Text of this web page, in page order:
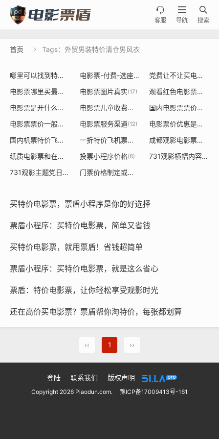

搜索

导航

客服
首页  Tags：外贸男装特价清仓男风衣
哪里可以找到特价电影票或者餐饮票的源头 (36)
电影票-付费-选座
(20) 党费让不让买电影票
电影票哪里买最便宜 (18)电影票图片真实(17)
观看红色电影票是否能用党建经费使用
电影票是开什么发票大类是什么
(15) 电影票儿童收费标准 (14)
国内电影票票价定价制定规则
电影票票价一般多少钱一张
(13)
电影票服务渠道(12)
电影票价优惠是由谁决定的依据
国内机票特价飞机票
一折特价飞机票价格表 (8) 成都观影电影票采购
纸质电影票和在线购买票价不一样 (8)
投票小程序价格(8)
731观影横幅内容标语是什么
731观影主题党日活动
(7) 门票价格制定或调整对经济
买特价电影票，票盾小程序是你的好选择
票盾小程序：买特价电影票，简单又省钱
买特价电影票，就用票盾！省钱超简单
票盾小程序：买特价电影票，就是这么省心
票盾：特价电影票，让你轻松享受观影时光
还在高价买电影票？票盾帮你淘特价，每张都划算
‹‹ 1 ››
登陆 联系我们 版权声明
Copyright 2026 Piaodun.com. 豫ICP备17009413号-161